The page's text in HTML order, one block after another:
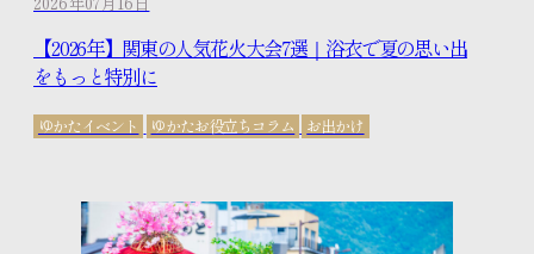
【2026年】関東の人気花火大会7選｜浴衣で夏の思い出
をもっと特別に
ゆかたイベント ゆかたお役立ちコラム お出かけ